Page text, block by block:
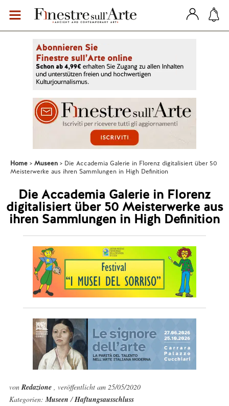
Home Museen
Die Accademia Galerie in Florenz digitalisiert über 50
Meisterwerke aus ihren Sammlungen in High Definition
Die Accademia Galerie in Florenz
digitalisiert über 50 Meisterwerke aus
ihren Sammlungen in High Definition
vonRedazione , veröffentlicht am 25/05/2020
Kategorien:Museen/Haftungsausschluss